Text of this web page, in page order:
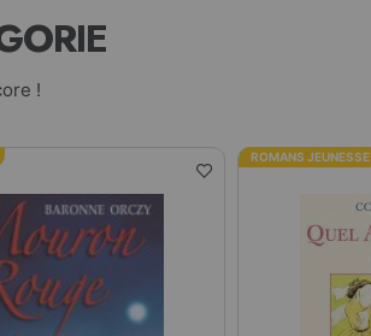
!
ROMANS JEUNESSE